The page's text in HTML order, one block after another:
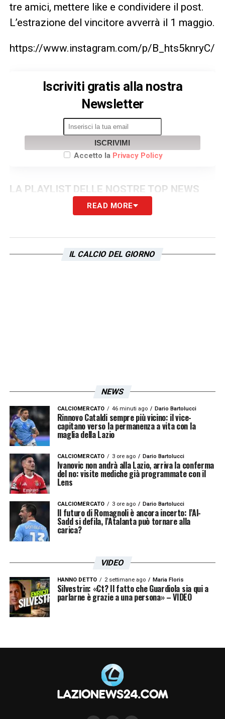
tre amici, mettere like e condividere il post.
L’estrazione del vincitore avverrà il 1 maggio.
https://www.instagram.com/p/B_hts5knryC/
Iscriviti gratis alla nostra
Newsletter
ISCRIVIMI
Accetto la Privacy Policy
LA PLAYLIST DELLE NOSTRE TOP NEWS
READ MORE
IL CALCIO DEL GIORNO
NEWS
CALCIOMERCATO 46 minuti ago Dario Bartolucci
Rinnovo Cataldi sempre più vicino: il vice-
capitano verso la permanenza a vita con la
maglia della Lazio
CALCIOMERCATO 3 ore ago Dario Bartolucci
Ivanovic non andrà alla Lazio, arriva la conferma
del no: visite mediche già programmate con il
Lens
CALCIOMERCATO 3 ore ago Dario Bartolucci
Il futuro di Romagnoli è ancora incerto: l’Al-
Sadd si defila, l’Atalanta può tornare alla
carica?
VIDEO
HANNO DETTO 2 settimane ago Maria Floris
Silvestrin: «Ct? Il fatto che Guardiola sia qui a
parlarne è grazie a una persona» – VIDEO